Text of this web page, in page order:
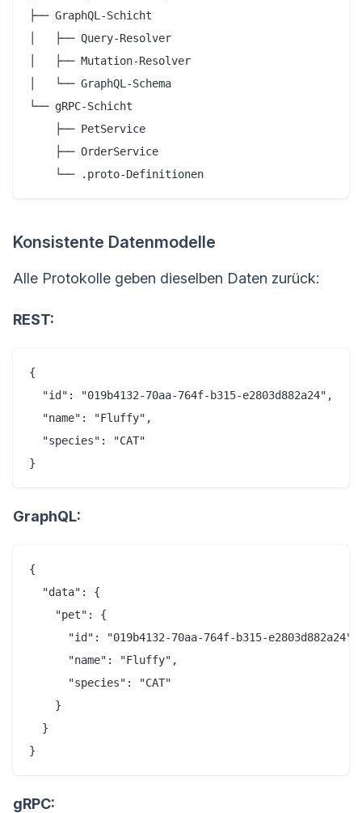
├── GraphQL-Schicht
│   ├── Query-Resolver
│   ├── Mutation-Resolver
│   └── GraphQL-Schema
└── gRPC-Schicht
    ├── PetService
    ├── OrderService
Konsistente Datenmodelle
Alle Protokolle geben dieselben Daten zurück:
REST:
{
  "id": "019b4132-70aa-764f-b315-e2803d882a24",
  "name": "Fluffy",
  "species": "CAT"
GraphQL:
{
  "data": {
    "pet": {
      "id": "019b4132-70aa-764f-b315-e2803d882a24",
      "name": "Fluffy",
      "species": "CAT"
    }
  }
gRPC: